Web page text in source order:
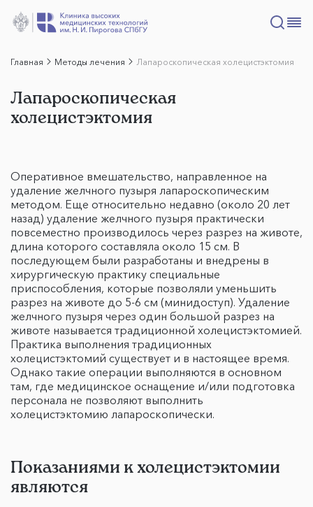
Главная Методы лечения Лапароскопическая холецистэктомия
Лапароскопическая
холецистэктомия
Оперативное вмешательство, направленное на
удаление желчного пузыря лапароскопическим
методом. Еще относительно недавно (около 20 лет
назад) удаление желчного пузыря практически
повсеместно производилось через разрез на животе,
длина которого составляла около 15 см. В
последующем были разработаны и внедрены в
хирургическую практику специальные
приспособления, которые позволяли уменьшить
разрез на животе до 5-6 см (минидоступ). Удаление
желчного пузыря через один большой разрез на
животе называется традиционной холецистэктомией.
Практика выполнения традиционных
холецистэктомий существует и в настоящее время.
Однако такие операции выполняются в основном
там, где медицинское оснащение и/или подготовка
персонала не позволяют выполнить
холецистэктомию лапароскопически.
Показаниями к холецистэктомии
являются